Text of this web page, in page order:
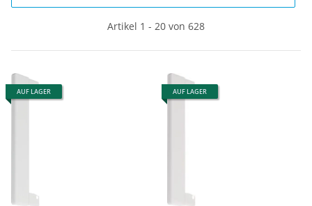
Artikel 1 - 20 von 628
AUF LAGER AUF LAGER